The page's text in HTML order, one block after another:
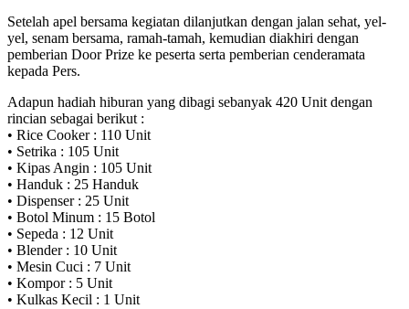
Setelah apel bersama kegiatan dilanjutkan dengan jalan sehat, yel-
yel, senam bersama, ramah-tamah, kemudian diakhiri dengan
pemberian Door Prize ke peserta serta pemberian cenderamata
kepada Pers.
Adapun hadiah hiburan yang dibagi sebanyak 420 Unit dengan
rincian sebagai berikut :
• Rice Cooker : 110 Unit
• Setrika : 105 Unit
• Kipas Angin : 105 Unit
• Handuk : 25 Handuk
• Dispenser : 25 Unit
• Botol Minum : 15 Botol
• Sepeda : 12 Unit
• Blender : 10 Unit
• Mesin Cuci : 7 Unit
• Kompor : 5 Unit
• Kulkas Kecil : 1 Unit